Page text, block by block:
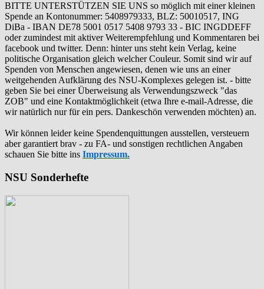
BITTE UNTERSTÜTZEN SIE UNS so möglich mit einer kleinen
Spende an Kontonummer: 5408979333, BLZ: 50010517, ING
DiBa - IBAN DE78 5001 0517 5408 9793 33 - BIC INGDDEFF
oder zumindest mit aktiver Weiterempfehlung und Kommentaren bei
facebook und twitter. Denn: hinter uns steht kein Verlag, keine
politische Organisation gleich welcher Couleur. Somit sind wir auf
Spenden von Menschen angewiesen, denen wie uns an einer
weitgehenden Aufklärung des NSU-Komplexes gelegen ist. - bitte
geben Sie bei einer Überweisung als Verwendungszweck "das
ZOB" und eine Kontaktmöglichkeit (etwa Ihre e-mail-Adresse, die
wir natürlich nur für ein pers. Dankeschön verwenden möchten) an.
Wir können leider keine Spendenquittungen ausstellen, versteuern
aber garantiert brav - zu FA- und sonstigen rechtlichen Angaben
schauen Sie bitte ins Impressum.
NSU Sonderhefte